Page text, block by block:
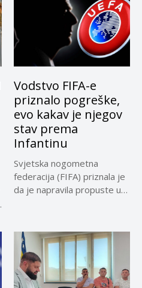
Vodstvo FIFA-e
priznalo pogreške,
evo kakav je njegov
stav prema
Infantinu
Svjetska nogometna
federacija (FIFA) priznala je
da je napravila propuste u